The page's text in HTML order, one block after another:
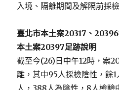
入境、隔離期間及解隔前採
臺北市本土案20317 、20396
本土案20397足跡說明
截至今(26)日中午12時，案
離，其中95人採檢陰性，餘
人，388人為陰性，8人檢驗